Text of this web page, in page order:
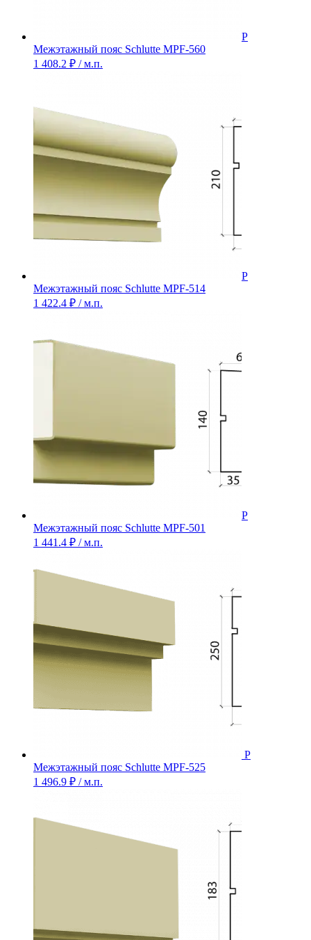
Межэтажный пояс Schlutte MPF-560
1 408.2 ₽ / м.п.
Межэтажный пояс Schlutte MPF-514
1 422.4 ₽ / м.п.
Межэтажный пояс Schlutte MPF-501
1 441.4 ₽ / м.п.
Межэтажный пояс Schlutte MPF-525
1 496.9 ₽ / м.п.